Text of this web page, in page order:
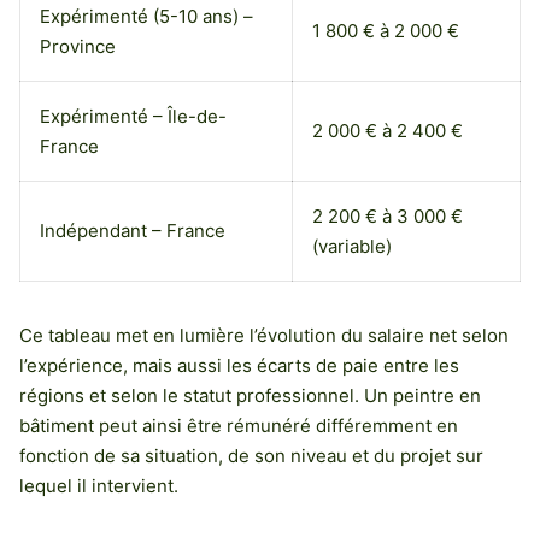
Expérimenté (5-10 ans) –
Province
1 800 € à 2 000 €
Expérimenté – Île-de-
France
2 000 € à 2 400 €
Indépendant – France
2 200 € à 3 000 €
(variable)
Ce tableau met en lumière l’évolution du salaire net selon
l’expérience, mais aussi les écarts de paie entre les
régions et selon le statut professionnel. Un peintre en
bâtiment peut ainsi être rémunéré différemment en
fonction de sa situation, de son niveau et du projet sur
lequel il intervient.